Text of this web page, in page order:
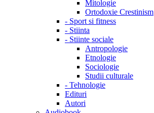
Mitologie
Ortodoxie Crestinism
- Sport si fitness
- Stiinta
- Stiinte sociale
Antropologie
Etnologie
Sociologie
Studii culturale
- Tehnologie
Edituri
Autori